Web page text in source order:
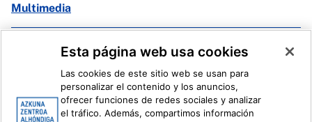
Multimedia
Facebook
X
Ivoox
Información legal Sistema Interno de Información
Esta página web usa cookies
Las cookies de este sitio web se usan para
personalizar el contenido y los anuncios,
ofrecer funciones de redes sociales y analizar
el tráfico. Además, compartimos información